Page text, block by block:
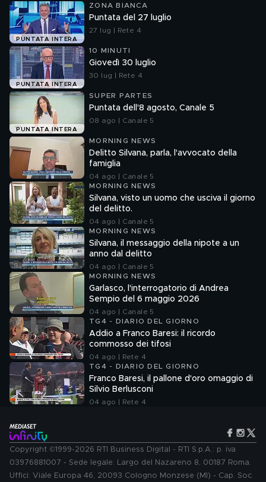
PUNTATA INTERA
ZONA BIANCA
Puntata del 27 luglio
27 lug | Rete 4
PUNTATA INTERA
10 MINUTI
Giovedì 30 luglio
30 lug | Rete 4
PUNTATA INTERA
SUPER PARTES
Puntata dell'8 agosto, Canale 5
08 ago | Canale 5
MORNING NEWS
Delitto Silvana, parla, l'avvocato della
famiglia
04 ago | Canale 5
MORNING NEWS
Silvana, visto un uomo che usciva il giorno
del delitto.
04 ago | Canale 5
MORNING NEWS
Silvana, il messaggio della nipote a un
anno dal delitto
04 ago | Canale 5
MORNING NEWS
Garlasco, l'interrogatorio di Andrea
Sempio del 6 maggio 2026
04 ago | Canale 5
TG4 - DIARIO DEL GIORNO
Addio a Franco Baresi: il ricordo
commosso dei tifosi
04 ago | Rete 4
TG4 - DIARIO DEL GIORNO
Franco Baresi, il pallone d'oro omaggio di
Silvio Berlusconi
04 ago | Rete 4
Copyright ©1999-2026 RTI Business Digital - RTI S.p.A.: p. iva
03976881007 - Sede legale: Largo del Nazareno 8, 00187 Roma.
Uffici: Viale Europa 46, 20093 Cologno Monzese (MI) - Cap. Soc.